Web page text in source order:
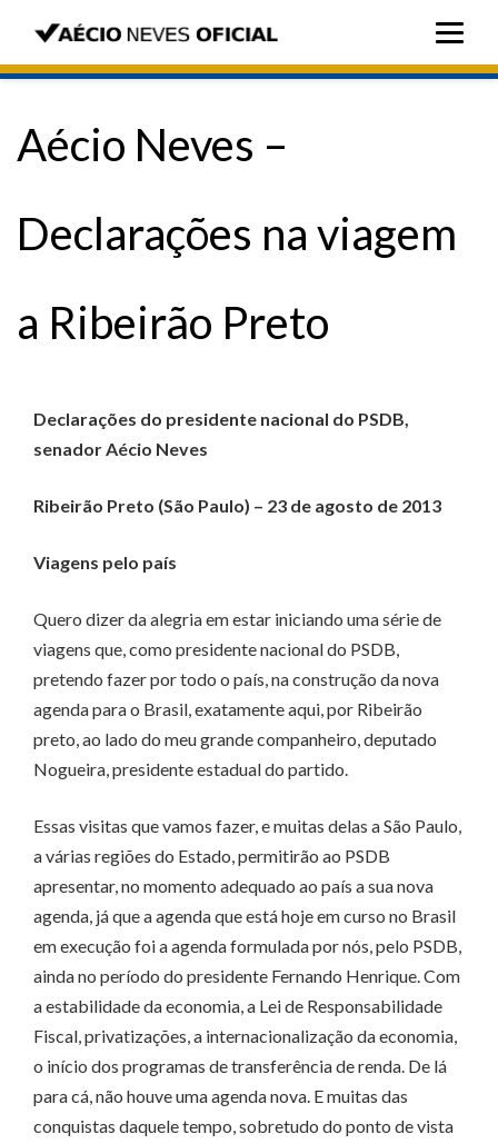
Aécio Neves –
Declarações na viagem
a Ribeirão Preto
Declarações do presidente nacional do PSDB,
senador Aécio Neves
Ribeirão Preto (São Paulo) – 23 de agosto de 2013
Viagens pelo país
Quero dizer da alegria em estar iniciando uma série de
viagens que, como presidente nacional do PSDB,
pretendo fazer por todo o país, na construção da nova
agenda para o Brasil, exatamente aqui, por Ribeirão
preto, ao lado do meu grande companheiro, deputado
Nogueira, presidente estadual do partido.
Essas visitas que vamos fazer, e muitas delas a São Paulo,
a várias regiões do Estado, permitirão ao PSDB
apresentar, no momento adequado ao país a sua nova
agenda, já que a agenda que está hoje em curso no Brasil
em execução foi a agenda formulada por nós, pelo PSDB,
ainda no período do presidente Fernando Henrique. Com
a estabilidade da economia, a Lei de Responsabilidade
Fiscal, privatizações, a internacionalização da economia,
o início dos programas de transferência de renda. De lá
para cá, não houve uma agenda nova. E muitas das
conquistas daquele tempo, sobretudo do ponto de vista